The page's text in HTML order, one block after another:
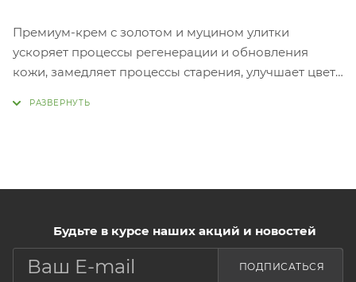
Премиум-крем с золотом и муцином улитки
ускоряет процессы регенерации и обновления
кожи, замедляет процессы старения, улучшает цвет
проникать глубоко в эпидермис, ускорять и
замедлять старение и сокращать глубину морщин.
Молекулярный состав компонента в процессе
ферментации расщепляется на более мелкие
Будьте в курсе наших акций и новостей
ПОДПИСАТЬСЯ